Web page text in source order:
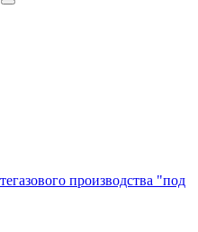
производства "под